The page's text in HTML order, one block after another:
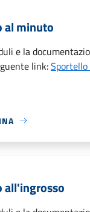
al minuto
e la
link:
all'ingrosso